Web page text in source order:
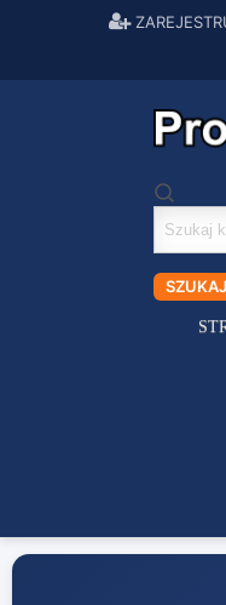
Szukaj
kuponów
SZUKAJ